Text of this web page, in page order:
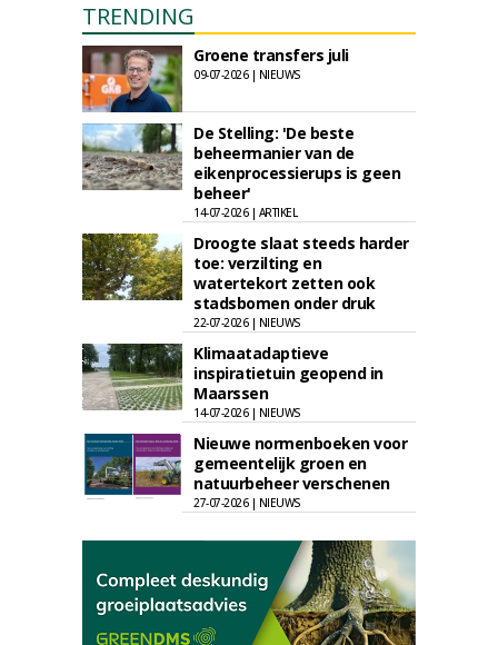
TRENDING
Groene transfers juli
09-07-2026 | NIEUWS
De Stelling: 'De beste
beheermanier van de
eikenprocessierups is geen
beheer'
14-07-2026 | ARTIKEL
Droogte slaat steeds harder
toe: verzilting en
watertekort zetten ook
stadsbomen onder druk
22-07-2026 | NIEUWS
Klimaatadaptieve
inspiratietuin geopend in
Maarssen
14-07-2026 | NIEUWS
Nieuwe normenboeken voor
gemeentelijk groen en
natuurbeheer verschenen
27-07-2026 | NIEUWS